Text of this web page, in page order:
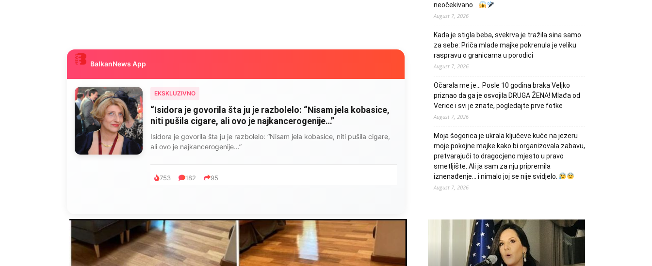
BalkanNews App
EKSKLUZIVNO
Marija je pala sa litice i stradala: Njen dečko Ilija glumio
ucveljenog udovca, a onda je obdukcija otkrila jezivu istinu
Marija je pala sa litice i stradala: Njen dečko Ilija glumio ucveljenog udovca, a
onda je obdukcija otkrila jezivu istinu
1.0K 234 145
neočekivano…
August 7, 2026
Kada je stigla beba, svekrva je tražila sina samo
za sebe: Priča mlade majke pokrenula je veliku
raspravu o granicama u porodici
August 7, 2026
Očarala me je… Posle 10 godina braka Veljko
priznao da ga je osvojila DRUGA ŽENA! Mlađa od
Verice i svi je znate, pogledajte prve fotke
August 7, 2026
Moja šogorica je ukrala ključeve kuće na jezeru
moje pokojne majke kako bi organizovala zabavu,
pretvarajući to dragocjeno mjesto u pravo
smetljište. Ali ja sam za nju pripremila
iznenađenje… i nimalo joj se nije svidjelo.
August 7, 2026